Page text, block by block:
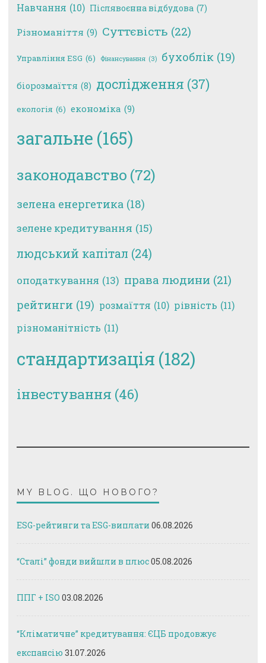
Навчання (10) Післявоєнна відбудова (7)
Різноманіття (9) Суттєвість (22)
Управління ESG (6) Фінансування (3) бухоблік (19)
біорозмаїття (8) дослідження (37)
екологія (6) економіка (9)
загальне (165)
законодавство (72)
зелена енергетика (18)
зелене кредитування (15)
людський капітал (24)
оподаткування (13) права людини (21)
рейтинги (19) розмаїття (10) рівність (11)
різноманітність (11)
стандартизація (182)
інвестування (46)
MY BLOG. ЩО НОВОГО?
ESG-рейтинги та ESG-виплати 06.08.2026
“Сталі” фонди вийшли в плюс05.08.2026
ППГ + ISO 03.08.2026
“Кліматичне” кредитування: ЄЦБ продовжує
експансію 31.07.2026